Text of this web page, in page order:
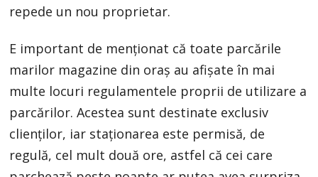
repede un nou proprietar.
E important de menționat că toate parcările
marilor magazine din oraș au afișate în mai
multe locuri regulamentele proprii de utilizare a
parcărilor. Acestea sunt destinate exclusiv
clienților, iar staționarea este permisă, de
regulă, cel mult două ore, astfel că cei care